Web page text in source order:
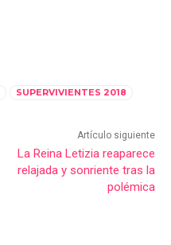
SUPERVIVIENTES 2018
Artículo siguiente
La Reina Letizia reaparece
relajada y sonriente tras la
polémica